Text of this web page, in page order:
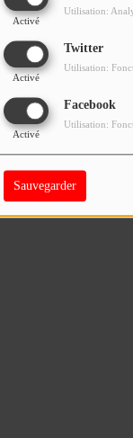
Activé
Utilisation:
Twitter
Activé
Utilisation:
Facebook
Activé
Utilisation:
Sauvegarder